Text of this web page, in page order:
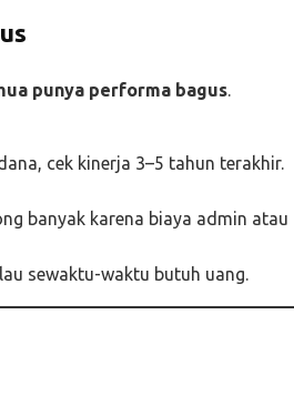
punya performa bagus.
cek kinerja 3–5 tahun terakhir.
banyak karena biaya admin atau
sewaktu-waktu butuh uang.